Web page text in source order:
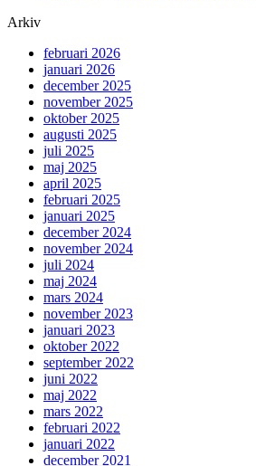
Arkiv
februari 2026
januari 2026
december 2025
november 2025
oktober 2025
augusti 2025
juli 2025
maj 2025
april 2025
februari 2025
januari 2025
december 2024
november 2024
juli 2024
maj 2024
mars 2024
november 2023
januari 2023
oktober 2022
september 2022
juni 2022
maj 2022
mars 2022
februari 2022
januari 2022
december 2021